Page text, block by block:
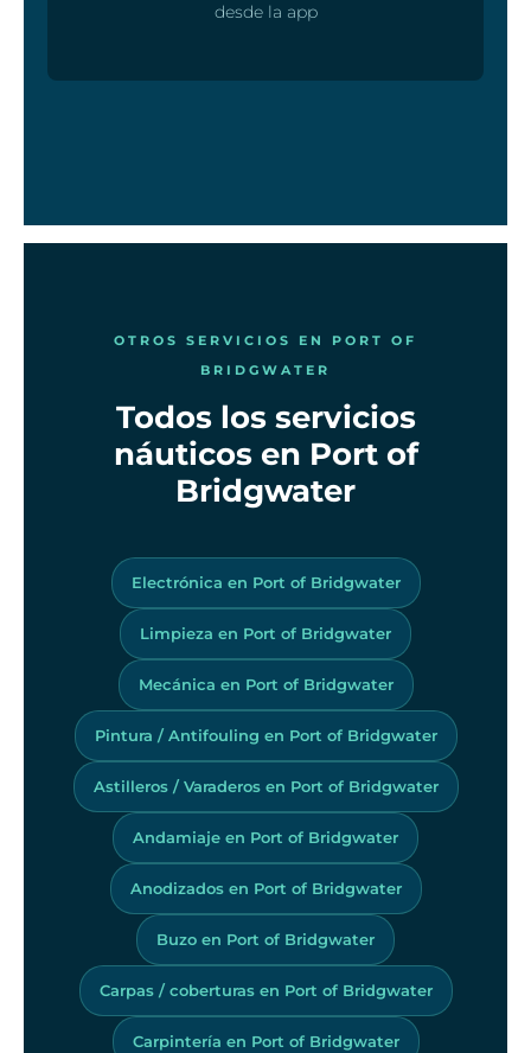
desde la app
OTROS SERVICIOS EN PORT OF
BRIDGWATER
Todos los servicios
náuticos en Port of
Bridgwater
Electrónica en Port of Bridgwater
Limpieza en Port of Bridgwater
Mecánica en Port of Bridgwater
Pintura / Antifouling en Port of Bridgwater
Astilleros / Varaderos en Port of Bridgwater
Andamiaje en Port of Bridgwater
Anodizados en Port of Bridgwater
Buzo en Port of Bridgwater
Carpas / coberturas en Port of Bridgwater
Carpintería en Port of Bridgwater